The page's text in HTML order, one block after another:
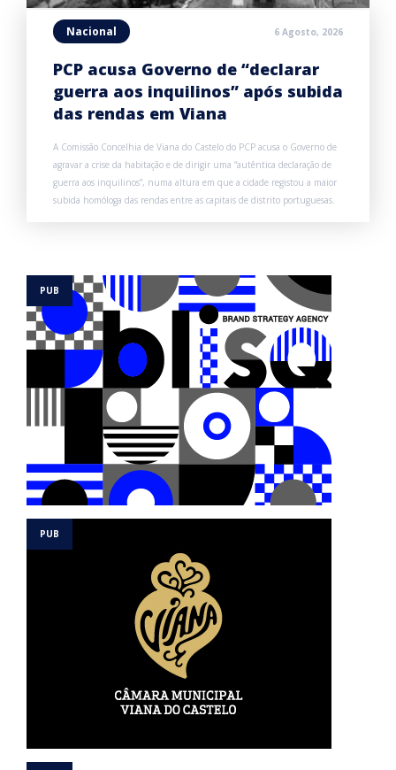
Nacional 6 Agosto, 2026
PCP acusa Governo de “declarar
guerra aos inquilinos” após subida
das rendas em Viana
A Comissão Concelhia de Viana do Castelo do PCP acusa o Governo de
agravar a crise da habitação e de dirigir uma “autêntica declaração de
guerra aos inquilinos”, numa altura em que a cidade registou a maior
subida homóloga das rendas entre as capitais de distrito portuguesas.